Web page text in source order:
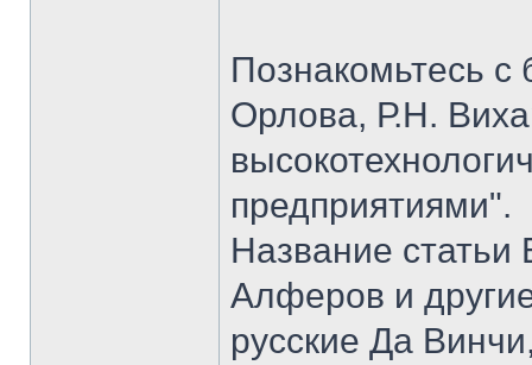
Познакомьтесь с
Орлова, Р.Н.
предприятиями".
Название статьи
Алферов и
русские Да